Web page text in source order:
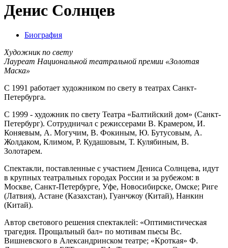
Денис Солнцев
Биография
Художник по свету
Лауреат Национальной театральной премии «Золотая
Маска»
С 1991 работает художником по свету в театрах Санкт-
Петербурга.
С 1999 - художник по свету Театра «Балтийский дом» (Санкт-
Петербург). Сотрудничал с режиссерами В. Крамером, И.
Коняевым, А. Могучим, В. Фокиным, Ю. Бутусовым, А.
Жолдаком, Климом, Р. Кудашовым, Т. Кулябиным, В.
Золотарем.
Спектакли, поставленные с участием Дениса Солнцева, идут
в крупных театральных городах России и за рубежом: в
Москве, Санкт-Петербурге, Уфе, Новосибирске, Омске; Риге
(Латвия), Астане (Казахстан), Гуанчжоу (Китай), Нанкин
(Китай).
Автор светового решения спектаклей: «Оптимистическая
трагедия. Прощальный бал» по мотивам пьесы Вс.
Вишневского в Александринском театре; «Кроткая» Ф.